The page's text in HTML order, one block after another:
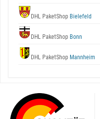
DHL PaketShop Bielefeld
DHL PaketShop Bonn
DHL PaketShop Mannheim